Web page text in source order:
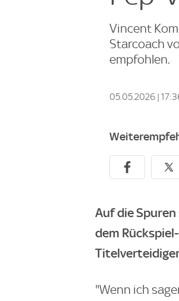
Vincent
Starcoach
empfohlen.
05.05.2026 |
Auf die
dem
"Wenn ich